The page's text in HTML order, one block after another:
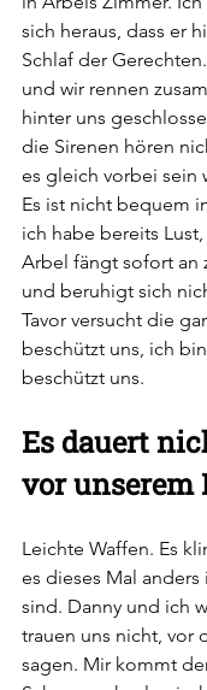
sich heraus, dass er
Schlaf der
und wir rennen
hinter uns
die Sirenen hören
es gleich vorbei sein
Es ist nicht bequem
ich habe bereits
Arbel fängt sofort an
und beruhigt sich
Tavor versucht die
beschützt uns, ich
beschützt uns.
Es dauert
vor unserem
Leichte Waffen. Es
es dieses Mal
sind. Danny und ich
trauen uns nicht, vor
sagen. Mir kommt